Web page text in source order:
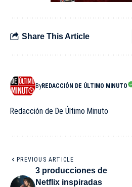
Share This Article
ByREDACCIÓN DE ÚLTIMO MINUTO
Redacción de De Último Minuto
PREVIOUS ARTICLE
3 producciones de
Netflix inspiradas